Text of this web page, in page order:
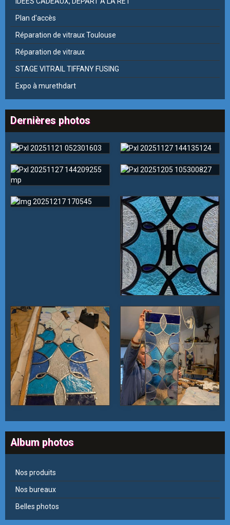
Plan d'accès
Réparation de vitraux Toulouse
Réparation de vitraux
STAGE VITRAIL TIFFANY FUSING
Expo à murethdart
Dernières photos
Album photos
Nos produits
Nos bureaux
Belles photos